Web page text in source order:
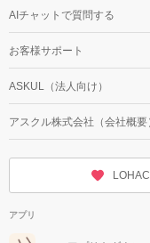
AIチャットで質問する
お客様サポート
ASKUL（法人向け）
アスクル株式会社（会社概要
アプリ